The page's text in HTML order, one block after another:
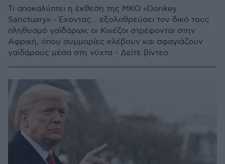
Τι αποκαλύπτει η έκθεση της ΜΚΟ «Donkey
Sanctuary» - Έχοντας... εξολοθρεύσει τον δικό τους
πληθυσμό γαϊδάρων, οι Κινέζοι στρέφονται στην
Αφρική, όπου συμμορίες κλέβουν και σφαγιάζουν
γαϊδάρους μέσα στη νύχτα - Δείτε βίντεο